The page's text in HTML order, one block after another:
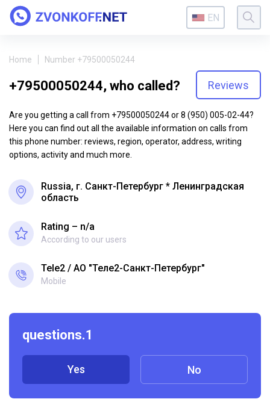
EN
Home Number +79500050244
+79500050244, who called? Reviews
Are you getting a call from +79500050244 or 8 (950) 005-02-44?
Here you can find out all the available information on calls from
this phone number: reviews, region, operator, address, writing
options, activity and much more.
Russia, г. Санкт-Петербург * Ленинградская
область
Rating – n/a
According to our users
Tele2 АО "Теле2-Санкт-Петербург"
Mobile
questions.1
Yes No